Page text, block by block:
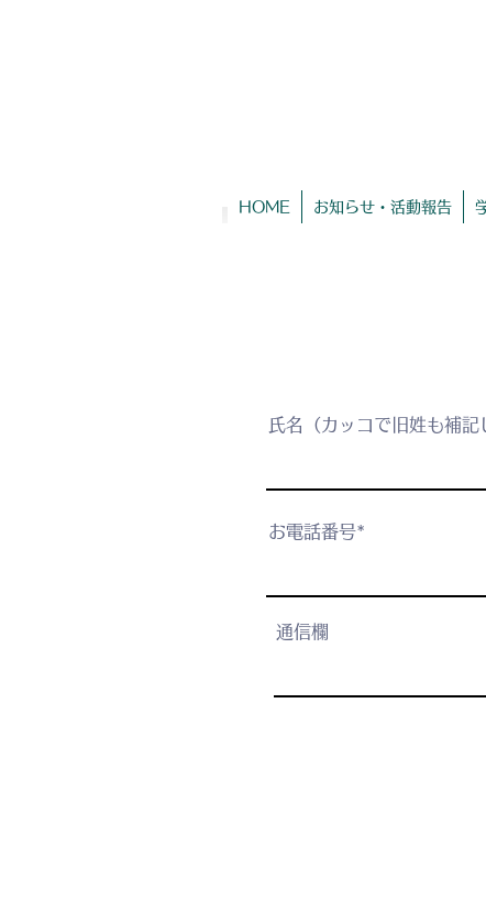
HOME
お知らせ・活動報告
氏名（カッコで旧姓も補記
お電話番号*
通信欄